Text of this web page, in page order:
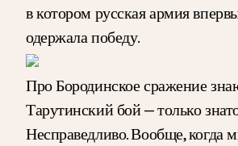
в котором русская армия
одержала победу.
Про Бородинское сражение
Тарутинский бой — только
Несправедливо. Вообще, когда